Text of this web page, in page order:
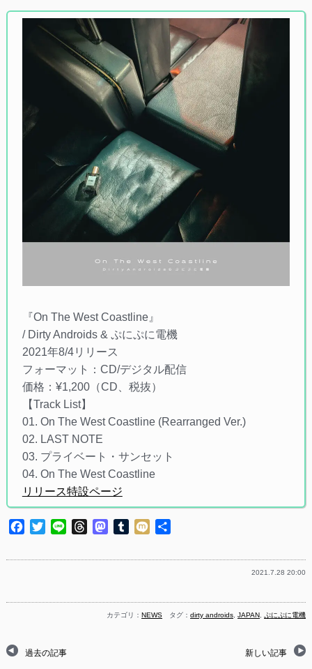
『On The West Coastline』
/ Dirty Androids & ぷにぷに電機
2021年8/4リリース
フォーマット：CD/デジタル配信
価格：¥1,200（CD、税抜）
【Track List】
01. On The West Coastline (Rearranged Ver.)
02. LAST NOTE
03. プライベート・サンセット
04. On The West Coastline
リリース特設ページ
Facebook
TwitterLine ThreadsMastodon
Tumblr
Mixi
2021.7.28 20:00
カテゴリ：NEWS タグ：dirty androids ,JAPAN ぷにぷに電機
過去の記事 新しい記事